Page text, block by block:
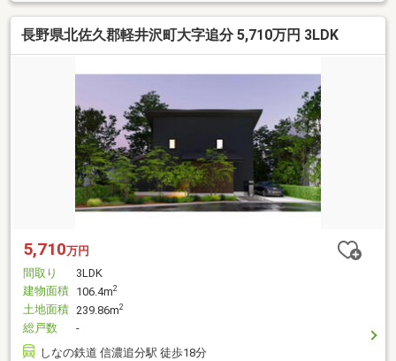
長野県北佐久郡軽井沢町大字追分 5,710万円 3LDK
5,710万円
間取り
3LDK
建物面積 106.4m2
土地面積 239.86m2
総戸数
-
しなの鉄道 信濃追分駅 徒歩18分